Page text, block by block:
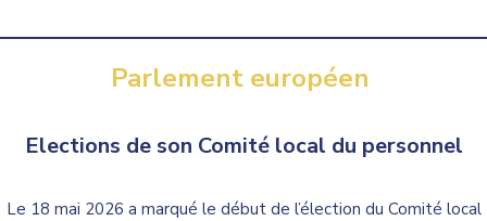
Parlement européen
Elections de son Comité local du personnel
Le 18 mai 2026 a marqué le début de l’élection du Comité local